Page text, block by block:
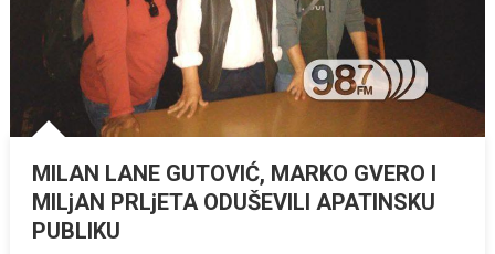
MILAN LANE GUTOVIĆ, MARKO GVERO I
MILjAN PRLjETA ODUŠEVILI APATINSKU
PUBLIKU